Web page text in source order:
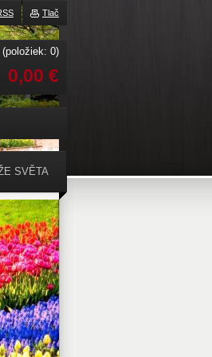
SVĚTA
Tlač
(položiek: 0)
0,00 €